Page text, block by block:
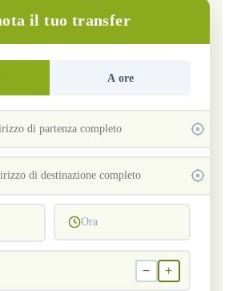
il tuo transfer
A ore
Ora
− +